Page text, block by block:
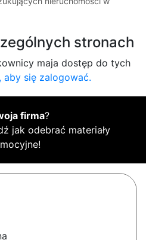
stronach
maja dostęp do tych
aby się zalogować.
firma?
jak odebrać materiały